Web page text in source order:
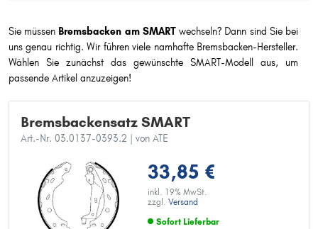
Sie müssen Bremsbacken am SMARTwechseln? Dann sind Sie bei
uns genau richtig. Wir führen viele namhafte Bremsbacken-Hersteller.
Wählen Sie zunächst das gewünschte SMART-Modell aus, um
passende Artikel anzuzeigen!
Bremsbackensatz SMART
Art.-Nr. 03.0137-0393.2 | von ATE
33,85 €
inkl. 19% MwSt.
zzgl. Versand
Sofort Lieferbar